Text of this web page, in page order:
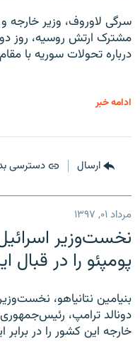
سرگی لاوروف، وزیر خارجه
مشترک ارتش روسیه، روز
درباره تحولات سوریه با
ادامه خبر
ارسال دسترسی
مرداد ۰۱, ۱۳۹۷
نخست‌وزیر
پومپئو را در قبال
بنیامین نتانیاهو،
دونالد ترامپ، رئیس‌جمهوری
خارجه این کشور را در